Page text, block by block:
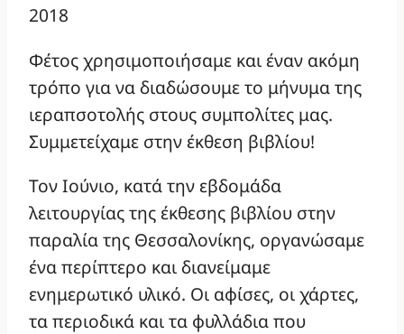
2018
Φέτος χρησιμοποιήσαμε και έναν ακόμη
τρόπο για να διαδώσουμε το μήνυμα της
ιεραπσοτολής στους συμπολίτες μας.
Συμμετείχαμε στην έκθεση βιβλίου!
Τον Ιούνιο, κατά την εβδομάδα
λειτουργίας της έκθεσης βιβλίου στην
παραλία της Θεσσαλονίκης, οργανώσαμε
ένα περίπτερο και διανείμαμε
ενημερωτικό υλικό. Οι αφίσες, οι χάρτες,
τα περιοδικά και τα φυλλάδια που